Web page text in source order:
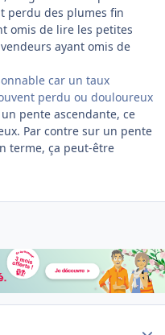
perdu des plumes fin
omis de lire les petites
ayant omis de
car un taux
perdu ou douloureux
pente ascendante, ce
Par contre sur un pente
terme, ça peut-être